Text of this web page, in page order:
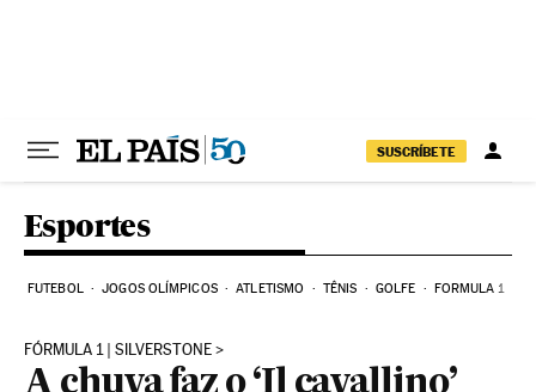
SUSCRÍBETE
Esportes
FUTEBOL JOGOS OLÍMPICOS ATLETISMO TÊNIS GOLFE FORMULA 1
FÓRMULA 1 | SILVERSTONE
A chuva faz o ‘Il cavallino’